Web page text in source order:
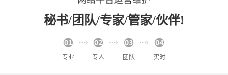
秘书/团队/专家/管家/伙伴!
专业 专人 团队 实时